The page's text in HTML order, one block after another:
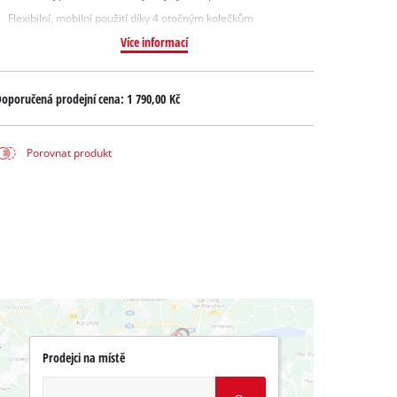
Flexibilní, mobilní použití díky 4 otočným kolečkům
Více informací
prodejní cena: 1 790,00 Kč
Porovnat produkt
Prodejci na místě